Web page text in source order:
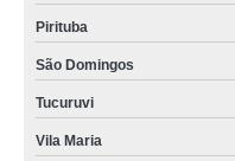
Pirituba
São Domingos
Tucuruvi
Vila Maria